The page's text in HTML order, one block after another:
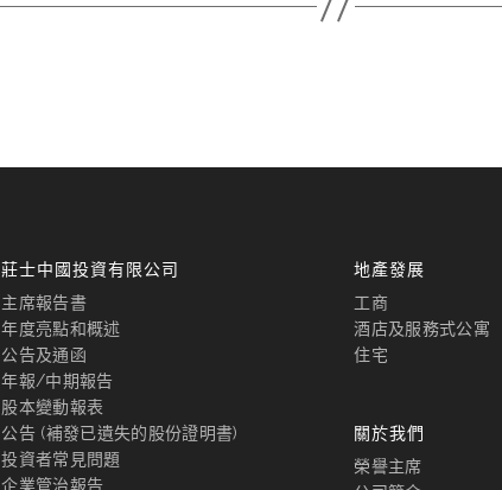
莊士中國投資有限公司
主席報告書
年度亮點和概述
公告及通函
年報/中期報告
股本變動報表
公告 (補發已遺失的股份證明書)
投資者常見問題
企業管治報告
地產發展
工商
酒店及服務式公寓
住宅
關於我們
榮譽主席